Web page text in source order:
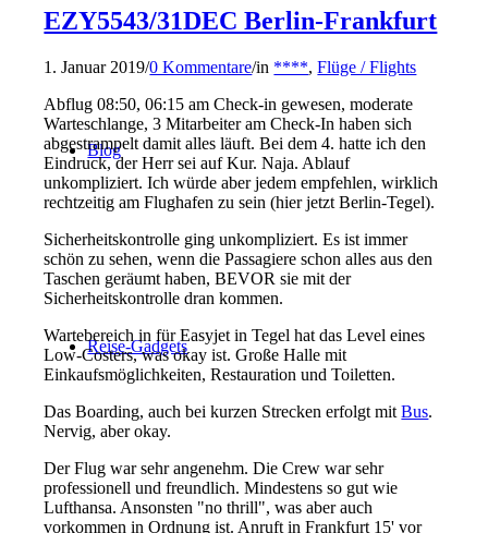
Blog
Reise-Gadgets
EZY5543/31DEC Berlin-Frankfurt
1. Januar 2019/0 Kommentare/in ****,Flüge / Flights
Abflug 08:50, 06:15 am Check-in gewesen, moderate
Warteschlange, 3 Mitarbeiter am Check-In haben sich
abgestrampelt damit alles läuft. Bei dem 4. hatte ich den
Eindruck, der Herr sei auf Kur. Naja. Ablauf
unkompliziert. Ich würde aber jedem empfehlen, wirklich
rechtzeitig am Flughafen zu sein (hier jetzt Berlin-Tegel).
Sicherheitskontrolle ging unkompliziert. Es ist immer
schön zu sehen, wenn die Passagiere schon alles aus den
Taschen geräumt haben, BEVOR sie mit der
Sicherheitskontrolle dran kommen.
Wartebereich in für Easyjet in Tegel hat das Level eines
Low-Costers, was okay ist. Große Halle mit
Einkaufsmöglichkeiten, Restauration und Toiletten.
Das Boarding, auch bei kurzen Strecken erfolgt mitBus.
Nervig, aber okay.
Der Flug war sehr angenehm. Die Crew war sehr
professionell und freundlich. Mindestens so gut wie
Lufthansa. Ansonsten "no thrill", was aber auch
vorkommen in Ordnung ist. Anruft in Frankfurt 15' vor